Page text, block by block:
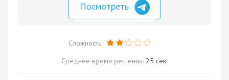
Посмотреть
Сложность:
Среднее время решения: 25 сек.